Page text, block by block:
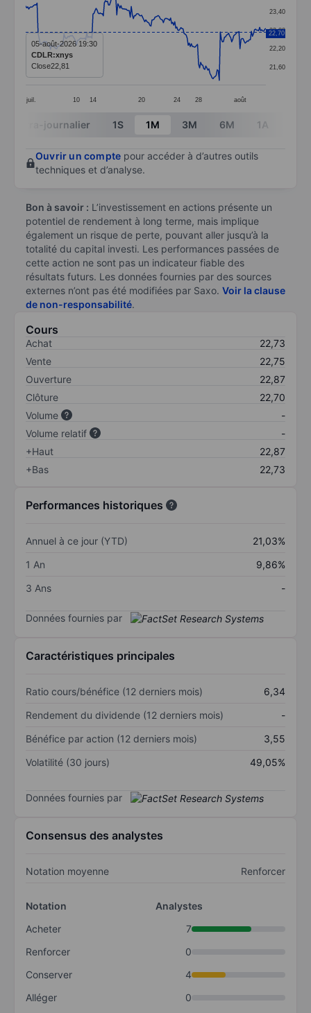
Line chart with 233 data points.
The chart has 1 X axis displaying categories.
The chart has 1 Y axis displaying values. Data
juil. 10 14 20 24 28 août
21,60
22,20
22,80
23,40
22,70
05-août-2026 19:30
CDLR:xnys
Close22,81
End of interactive chart.
Intra-journalier 1S 1M 3M 6M 1A
Ouvrir un compte pour accéder à d’autres outils
techniques et d’analyse.
Bon à savoir : L’investissement en actions présente un
potentiel de rendement à long terme, mais implique
également un risque de perte, pouvant aller jusqu’à la
totalité du capital investi. Les performances passées de
cette action ne sont pas un indicateur fiable des
résultats futurs. Les données fournies par des sources
externes n’ont pas été modifiées par Saxo. Voir la clause
de non-responsabilité.
Cours
Achat
22,73
Vente
22,75
Ouverture
22,87
Clôture
22,70
Volume
-
Volume relatif
-
+Haut
22,87
+Bas
22,73
Performances historiques
Annuel à ce jour (YTD)
21,03%
1 An
9,86%
3 Ans
-
Données fournies par
Caractéristiques principales
Ratio cours/bénéfice (12 derniers mois)
6,34
Rendement du dividende (12 derniers mois)
-
Bénéfice par action (12 derniers mois)
3,55
Volatilité (30 jours)
49,05%
Données fournies par
Consensus des analystes
Notation moyenne Renforcer
Notation
Analystes
Acheter
7
Renforcer
0
Conserver
4
Alléger
0